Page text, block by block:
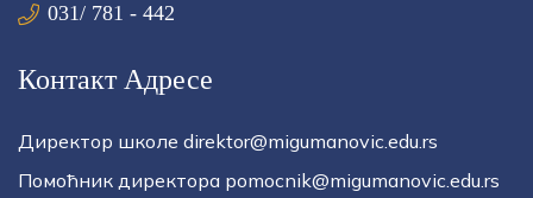
031/ 781 - 442
Контакт Адресе
Директор школе direktor@migumanovic.edu.rs
Помоћник директора pomocnik@migumanovic.edu.rs